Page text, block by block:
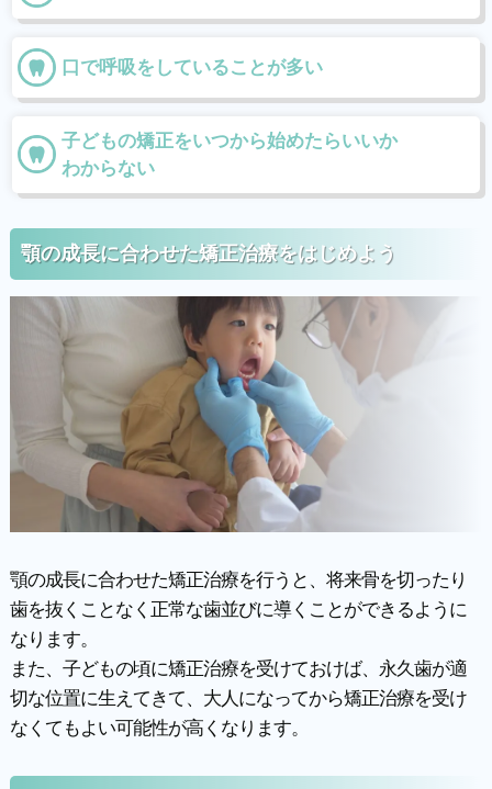
口で呼吸をしていることが多い
子どもの矯正をいつから始めたらいいか
わからない
顎の成長に合わせた矯正治療をはじめよう
顎の成長に合わせた矯正治療を行うと、将来骨を切ったり
歯を抜くことなく正常な歯並びに導くことができるように
なります。
また、子どもの頃に矯正治療を受けておけば、永久歯が適
切な位置に生えてきて、大人になってから矯正治療を受け
なくてもよい可能性が高くなります。